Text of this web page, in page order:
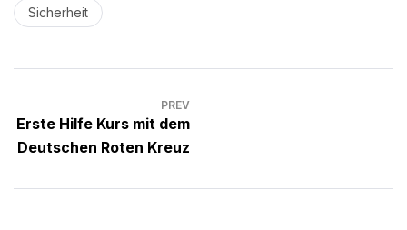
Sicherheit
PREV
Erste Hilfe Kurs mit dem
Deutschen Roten Kreuz